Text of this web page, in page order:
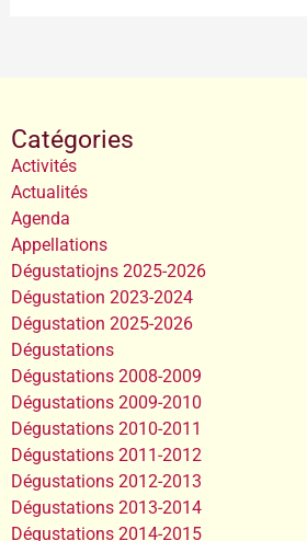
Catégories
Activités
Actualités
Agenda
Appellations
Dégustatiojns 2025-2026
Dégustation 2023-2024
Dégustation 2025-2026
Dégustations
Dégustations 2008-2009
Dégustations 2009-2010
Dégustations 2010-2011
Dégustations 2011-2012
Dégustations 2012-2013
Dégustations 2013-2014
Dégustations 2014-2015